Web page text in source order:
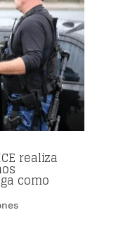
realiza
como